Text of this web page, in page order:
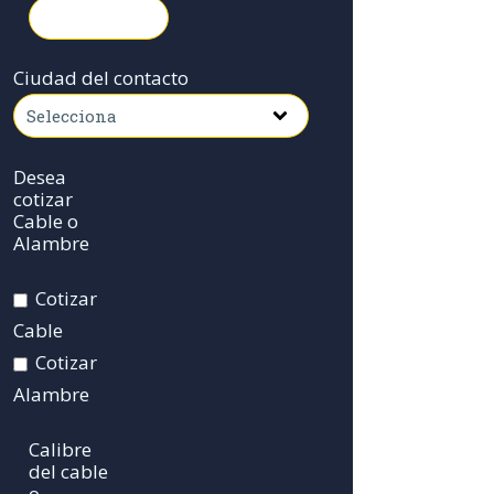
Ciudad del contacto
Desea
cotizar
Cable o
Alambre
Cotizar
Cable
Cotizar
Alambre
Calibre
del cable